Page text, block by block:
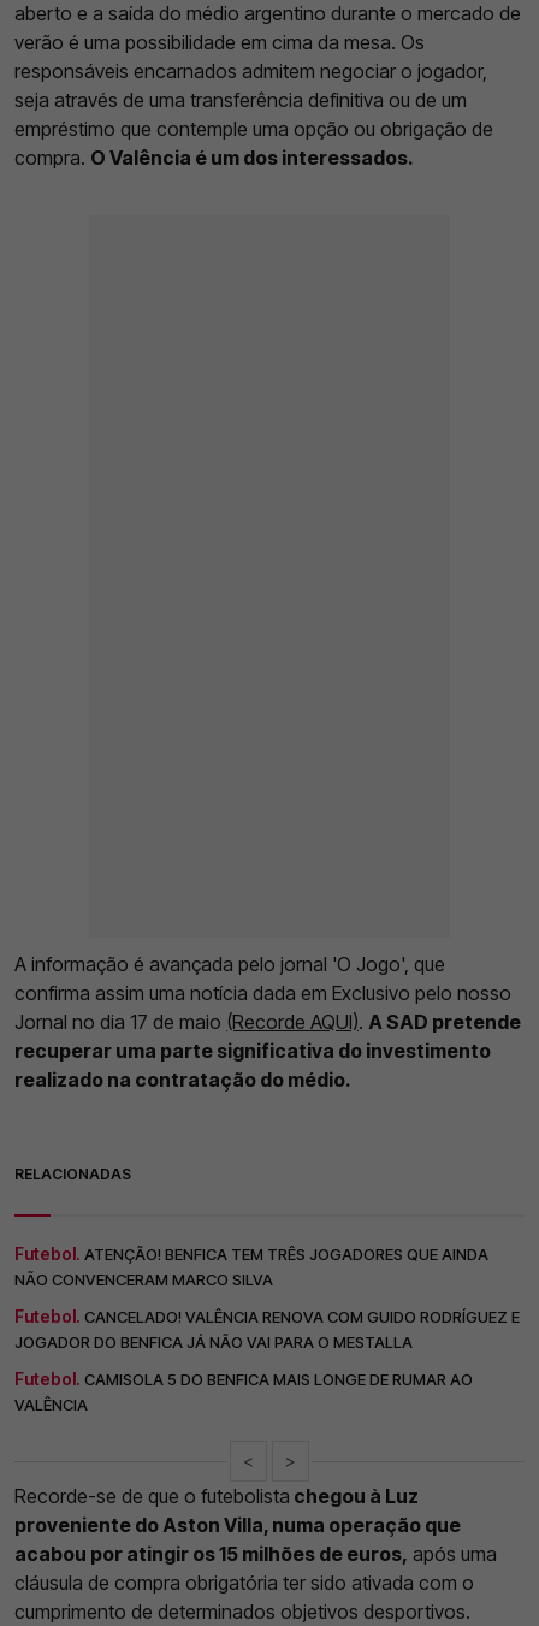
aberto e a saída do médio argentino durante o mercado de
verão é uma possibilidade em cima da mesa. Os
responsáveis encarnados admitem negociar o jogador,
seja através de uma transferência definitiva ou de um
empréstimo que contemple uma opção ou obrigação de
compra. O Valência é um dos interessados.
A informação é avançada pelo jornal 'O Jogo', que
confirma assim uma notícia dada em Exclusivo pelo nosso
Jornal no dia 17 de maio (Recorde AQUI). A SAD pretende
recuperar uma parte significativa do investimento
realizado na contratação do médio.
RELACIONADAS
Futebol. ATENÇÃO! BENFICA TEM TRÊS JOGADORES QUE AINDA
NÃO CONVENCERAM MARCO SILVA
Futebol. CANCELADO! VALÊNCIA RENOVA COM GUIDO RODRÍGUEZ E
JOGADOR DO BENFICA JÁ NÃO VAI PARA O MESTALLA
Futebol. CAMISOLA 5 DO BENFICA MAIS LONGE DE RUMAR AO
VALÊNCIA
< >
Recorde-se de que o futebolista chegou à Luz
proveniente do Aston Villa, numa operação que
acabou por atingir os 15 milhões de euros, após uma
cláusula de compra obrigatória ter sido ativada com o
cumprimento de determinados objetivos desportivos.